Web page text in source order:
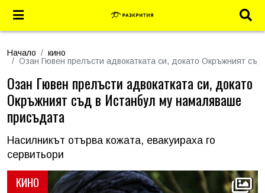
Начало
кино
Озан Гювен прелъсти адвокатката си, докато Окръжният
КИНО
Озан Гювен прелъсти адвокатката си, докато
Окръжният съд в Истанбул му намаляваше
присъдата
Насилникът отърва кожата, евакуираха го
сервитьори